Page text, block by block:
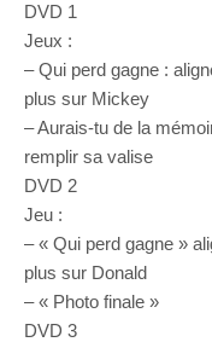
DVD 1
Jeux :
– Qui perd gagne :
plus sur Mickey
– Aurais-tu de la
remplir sa valise
DVD 2
Jeu :
– « Qui perd gagne »
plus sur Donald
– « Photo finale »
DVD 3